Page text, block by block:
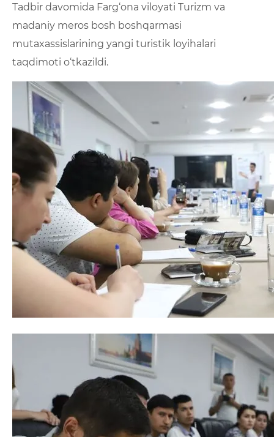
Tadbir davomida Farg‘ona viloyati Turizm va
madaniy meros bosh boshqarmasi
mutaxassislarining yangi turistik loyihalari
taqdimoti o‘tkazildi.